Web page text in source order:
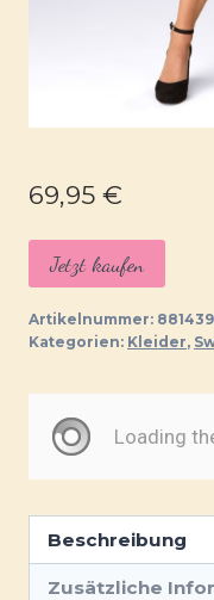
69,95 €
Jetzt kaufen
Artikelnummer:
Kategorien: Kleider,
Beschreibung
Zusätzliche